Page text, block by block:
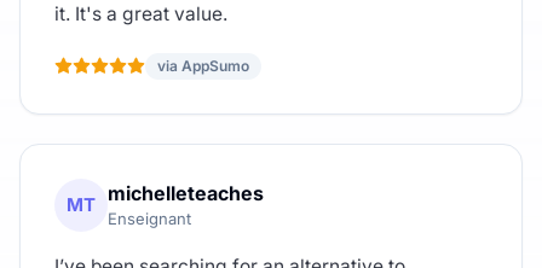
it. It's a great value.
via AppSumo
MT michelleteaches
Enseignant